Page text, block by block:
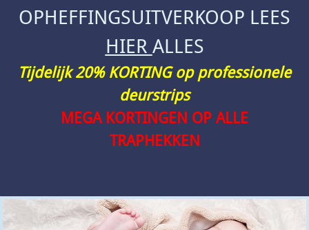
OPHEFFINGSUITVERKOOP LEES
HIER ALLES
Tijdelijk 20% KORTING op professionele
deurstrips
MEGA KORTINGEN OP ALLE
TRAPHEKKEN